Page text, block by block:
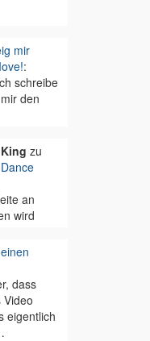
mir
:
schreibe
den
zu
an
wird
dass
Video
eigentlich